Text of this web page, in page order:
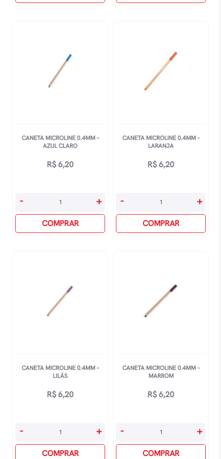
-
-
CANETA MICROLINE 0.4MM –
AZUL CLARO
R$6,20
Caneta
-
- +
COMPRAR
CANETA MICROLINE 0.4MM –
LARANJA
R$6,20
Caneta
-
- +
COMPRAR
CANETA MICROLINE 0.4MM –
LILÁS
R$6,20
Caneta
- +
COMPRAR
CANETA MICROLINE 0.4MM –
MARROM
R$6,20
Caneta
- +
COMPRAR